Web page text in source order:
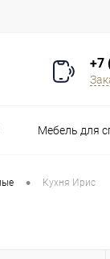
+7
Мебель для
Стулья
• Кухня Ирис